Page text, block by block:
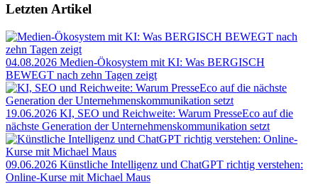
Letzten Artikel
04.08.2026 Medien-Ökosystem mit KI: Was BERGISCH
BEWEGT nach zehn Tagen zeigt
19.06.2026 KI, SEO und Reichweite: Warum PresseEco auf die
nächste Generation der Unternehmenskommunikation setzt
09.06.2026 Künstliche Intelligenz und ChatGPT richtig verstehen:
Online-Kurse mit Michael Maus